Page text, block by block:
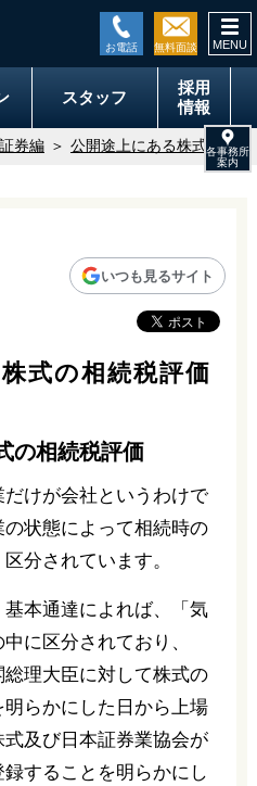
スタッフ
採用
情報
券編 公開途上にある株式の相続
いつも見るサイト
式の相続税評価
の相続税評価
けが会社というわけで
状態によって相続時の
分されています。
本通達によれば、「気
に区分されており、
総理大臣に対して株式の
明らかにした日から上場
及び日本証券業協会が
することを明らかにし